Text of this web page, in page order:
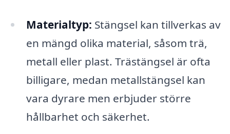
Materialtyp: Stängsel kan tillverkas av
en mängd olika material, såsom trä,
metall eller plast. Trästängsel är ofta
billigare, medan metallstängsel kan
vara dyrare men erbjuder större
hållbarhet och säkerhet.